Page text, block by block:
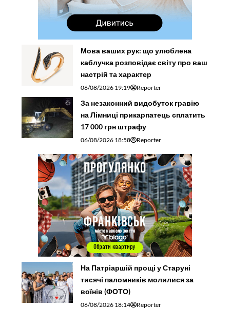
Мова ваших рук: що улюблена
каблучка розповідає світу про ваш
настрій та характер
06/08/2026 19:19 Reporter
За незаконний видобуток гравію
на Лімниці прикарпатець сплатить
17 000 грн штрафу
06/08/2026 18:58 Reporter
На Патріаршій прощі у Старуні
тисячі паломників молилися за
воїнів (ФОТО)
06/08/2026 18:14 Reporter